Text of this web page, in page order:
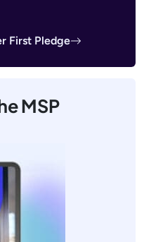
First Pledge
MSP